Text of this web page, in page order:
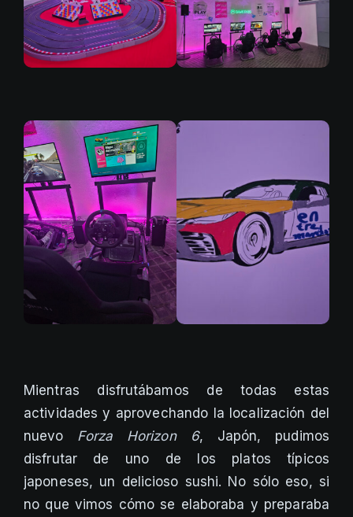
Mientras disfrutábamos de todas estas
actividades y aprovechando la localización del
nuevo Forza Horizon 6, Japón, pudimos
disfrutar de uno de los platos típicos
japoneses, un delicioso sushi. No sólo eso, si
no que vimos cómo se elaboraba y preparaba